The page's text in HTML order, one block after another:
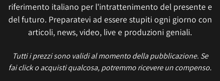
riferimento italiano per l'intrattenimento del presente e
del futuro. Preparatevi ad essere stupiti ogni giorno con
articoli, news, video, live e produzioni geniali.
Tutti i prezzi sono validi al momento della pubblicazione. Se
fai click o acquisti qualcosa, potremmo ricevere un compenso.